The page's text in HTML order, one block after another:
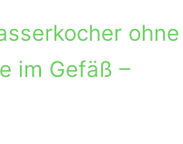
ohne
im Gefäß –